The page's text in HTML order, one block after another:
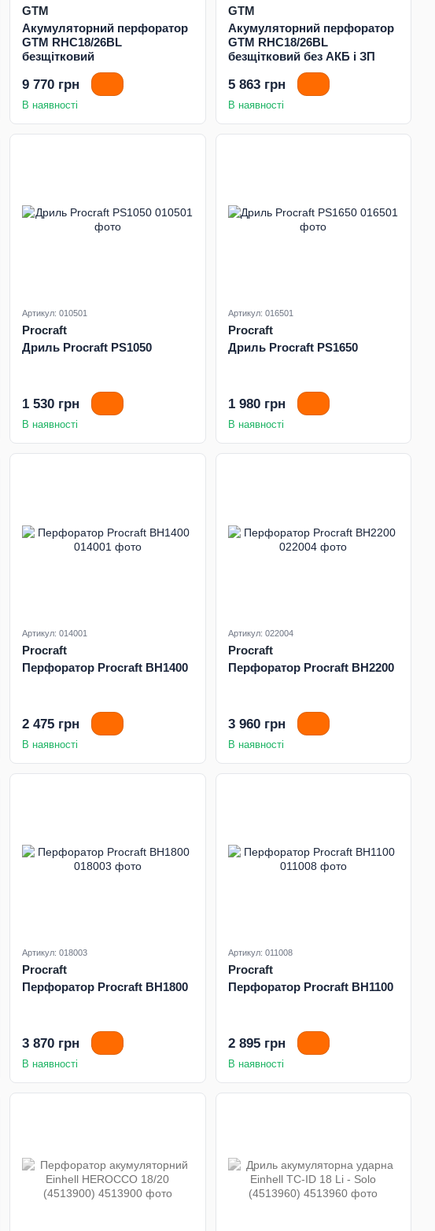
GTM
Акумуляторний перфоратор
GTM RHC18/26BL
безщітковий
9 770 грн
В наявності
GTM
Акумуляторний перфоратор
GTM RHC18/26BL
безщітковий без АКБ і ЗП
5 863 грн
В наявності
Артикул: 010501
Procraft
Дриль Procraft PS1050
1 530 грн
В наявності
Артикул: 016501
Procraft
Дриль Procraft PS1650
1 980 грн
В наявності
Артикул: 014001
Procraft
Перфоратор Procraft BH1400
2 475 грн
В наявності
Артикул: 022004
Procraft
Перфоратор Procraft BH2200
3 960 грн
В наявності
Артикул: 018003
Procraft
Перфоратор Procraft BH1800
3 870 грн
В наявності
Артикул: 011008
Procraft
Перфоратор Procraft BH1100
2 895 грн
В наявності